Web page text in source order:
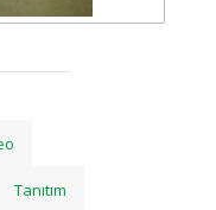
Tanıtım